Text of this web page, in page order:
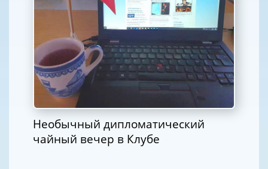
Необычный дипломатический
чайный вечер в Клубе